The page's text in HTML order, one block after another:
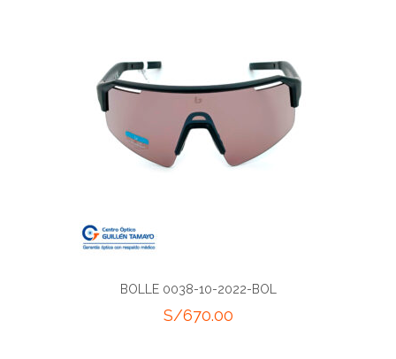
BOLLE 0038-10-2022-BOL
S/670.00